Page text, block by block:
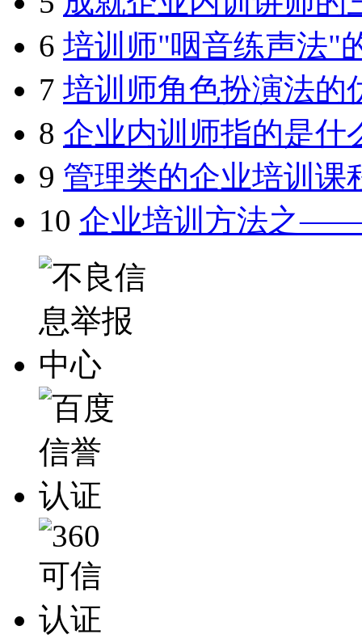
6 培训师"咽音练声法"
7 培训师角色扮演法的
8 企业内训师指的是什
9 管理类的企业培训课
10 企业培训方法之